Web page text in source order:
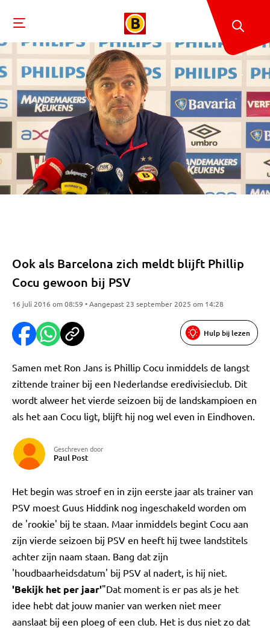
Ook als Barcelona zich meldt blijft Phillip
Cocu gewoon bij PSV
16 juli 2016 om 08:59 • Aangepast 23 september 2025 om 14:28
Hulp bij lezen
Samen met Ron Jans is Phillip Cocu inmiddels de langst
zittende trainer bij een Nederlandse eredivisieclub. Dit
wordt alweer het vierde seizoen bij de landskampioen en
als het aan Cocu ligt, blijft hij nog wel even in Eindhoven.
Geschreven door
Paul Post
Het begin was stroef en in zijn eerste jaar als trainer van
PSV moest Guus Hiddink nog ingeschakeld worden om
de 'rookie' bij te staan. Maar inmiddels begint Cocu aan
zijn vierde seizoen bij PSV en heeft hij twee landstitels
achter zijn naam staan. Bang dat zijn
'houdbaarheidsdatum' bij PSV al nadert, is hij niet.
'Bekijk het per jaar'"Dat moment is er pas als je het
idee hebt dat jouw manier van werken niet meer
aanslaat bij een ploeg of een club. Het is dus niet zo dat